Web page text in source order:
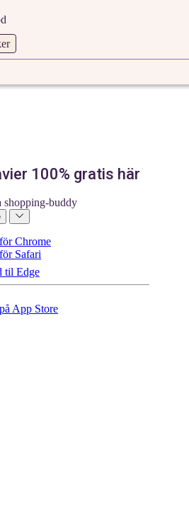
100% gratis här
buddy
Chrome
Safari
til Edge
App Store